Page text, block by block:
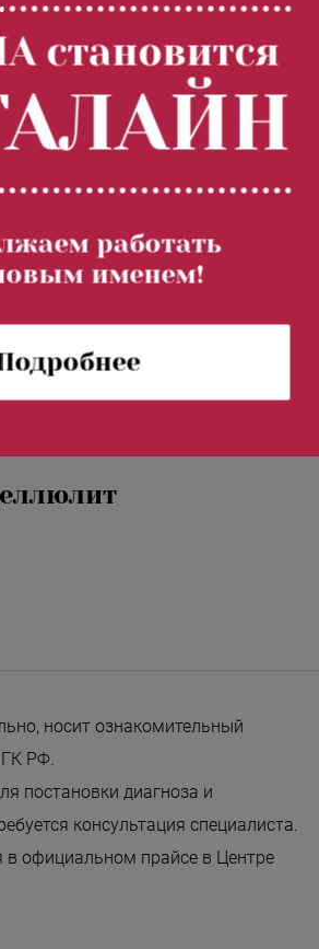
травмы,
и
детей
звездочки на
носит ознакомительный
ГК РФ.
постановки диагноза и
консультация специалиста.
официальном прайсе в Центре
становится
работать
именем!